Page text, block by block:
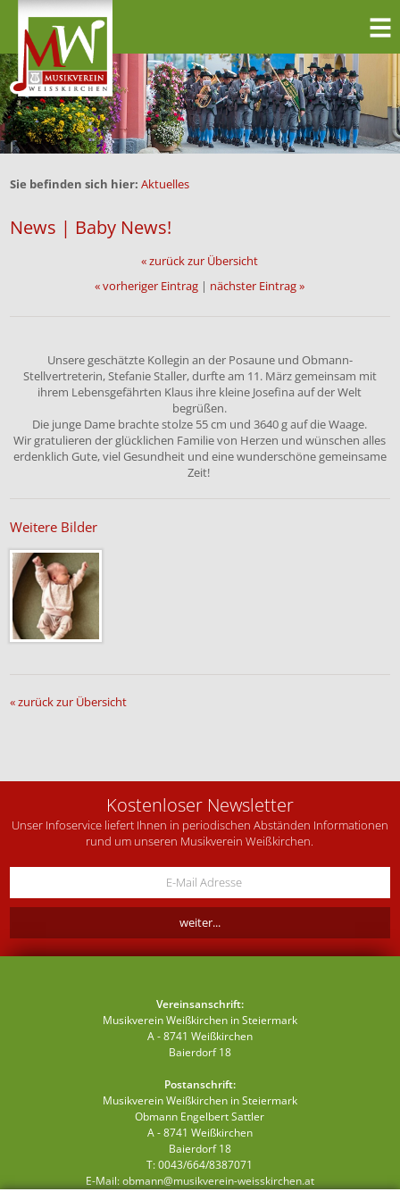
Sie befinden sich hier: Aktuelles
News | Baby News!
« zurück zur Übersicht
« vorheriger Eintrag | nächster Eintrag »
Unsere geschätzte Kollegin an der Posaune und Obmann-
Stellvertreterin, Stefanie Staller, durfte am 11. März gemeinsam mit
ihrem Lebensgefährten Klaus ihre kleine Josefina auf der Welt
begrüßen.
Die junge Dame brachte stolze 55 cm und 3640 g auf die Waage.
Wir gratulieren der glücklichen Familie von Herzen und wünschen alles
erdenklich Gute, viel Gesundheit und eine wunderschöne gemeinsame
Zeit!
Weitere Bilder
« zurück zur Übersicht
Kostenloser Newsletter
Unser Infoservice liefert Ihnen in periodischen Abständen Informationen
rund um unseren Musikverein Weißkirchen.
Vereinsanschrift:
Musikverein Weißkirchen in Steiermark
A - 8741 Weißkirchen
Baierdorf 18
Postanschrift:
Musikverein Weißkirchen in Steiermark
Obmann Engelbert Sattler
A - 8741 Weißkirchen
Baierdorf 18
T: 0043/664/8387071
E-Mail: obmann@musikverein-weisskirchen.at